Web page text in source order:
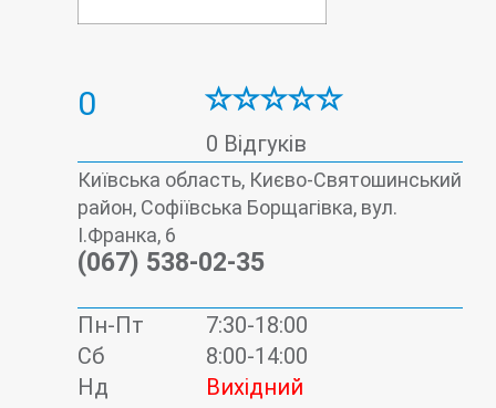
0
0 Відгуків
Київська область, Києво-Святошинський
район, Софіївська Борщагівка, вул.
І.Франка, 6
(067) 538-02-35
Пн-Пт
7:30-18:00
Сб
8:00-14:00
Нд
Вихідний